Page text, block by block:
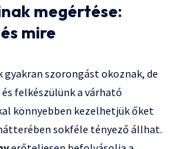
megértése:
mire
szorongást okoznak, de
felkészülünk a várható
könnyebben kezelhetjük őket
sokféle tényező állhat.